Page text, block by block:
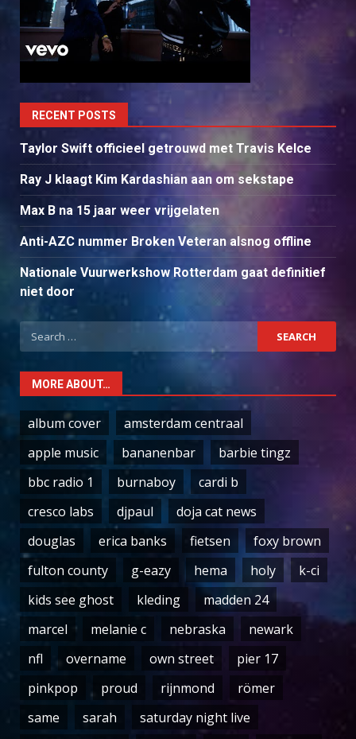
RECENT POSTS
Taylor Swift officieel getrouwd met Travis Kelce
Ray J klaagt Kim Kardashian aan om sekstape
Max B na 15 jaar weer vrijgelaten
Anti-AZC nummer Broken Veteran alsnog offline
Nationale Vuurwerkshow Rotterdam gaat definitief
niet door
Search
for:
MORE ABOUT…
album cover
amsterdam centraal
apple music
bananenbar
barbie tingz
bbc radio 1
burnaboy
cardi b
cresco labs
djpaul
doja cat news
douglas
erica banks fietsen
foxy brown
fulton county
g-eazy hema holy
k-ci
kids see ghost
kleding
madden 24
marcel
melanie c nebraska
newark
nfl
overname own street
pier 17
pinkpop
proud rijnmond
römer
same
sarah
saturday night live